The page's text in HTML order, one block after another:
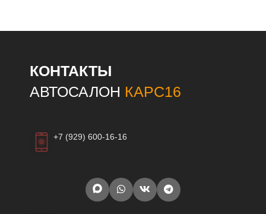
КОНТАКТЫ
АВТОСАЛОН КАРС16
+7 (929) 600-16-16